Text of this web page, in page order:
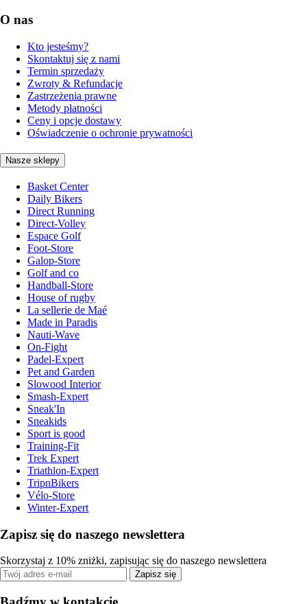
O nas
Kto jesteśmy?
Skontaktuj się z nami
Termin sprzedaży
Zwroty & Refundacje
Zastrzeżenia prawne
Metody płatności
Ceny i opcje dostawy
Oświadczenie o ochronie prywatności
Nasze sklepy
Basket Center
Daily Bikers
Direct Running
Direct-Volley
Espace Golf
Foot-Store
Galop-Store
Golf and co
Handball-Store
House of rugby
La sellerie de Maé
Made in Paradis
Nauti-Wave
On-Fight
Padel-Expert
Pet and Garden
Slowood Interior
Smash-Expert
Sneak'In
Sneakids
Sport is good
Training-Fit
Trek Expert
Triathlon-Expert
TripnBikers
Vélo-Store
Winter-Expert
Zapisz się do naszego newslettera
Skorzystaj z 10% zniżki, zapisując się do naszego newslettera
Zapisz się